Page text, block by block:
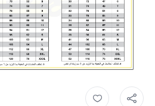
زي رياضي للبنات ,